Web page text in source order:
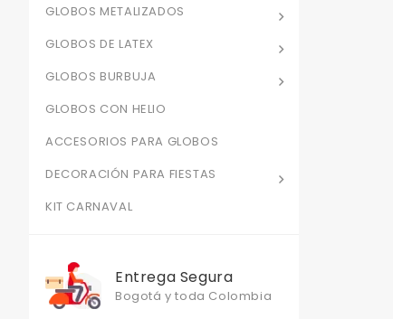
GLOBOS METALIZADOS
GLOBOS DE LATEX
GLOBOS BURBUJA
GLOBOS CON HELIO
ACCESORIOS PARA GLOBOS
DECORACIÓN PARA FIESTAS
KIT CARNAVAL
Entrega Segura
Bogotá y toda Colombia